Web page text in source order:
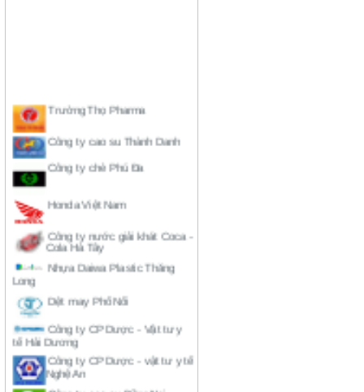
Công ty chè Phú Đa
Honda Việt Nam
Cola Hà Tây
Nhựa Daiwa Plastic Thăng
Long
Công ty CP Dược - Vật tư y
tế Hải Dương
Công ty CP Dược - vật tư y tế
Nghệ An
Công ty cao su Đồng Nai